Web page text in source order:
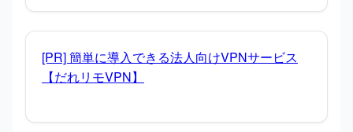
[PR] 簡単に導入できる法人向けVPNサービス
【だれリモVPN】